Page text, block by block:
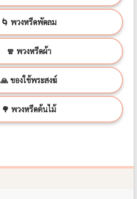
🌀 พวงหรีดพัดลม
🧣 พวงหรีดผ้า
🙏 ของใช้พระสงฆ์
🌳 พวงหรีดต้นไม้